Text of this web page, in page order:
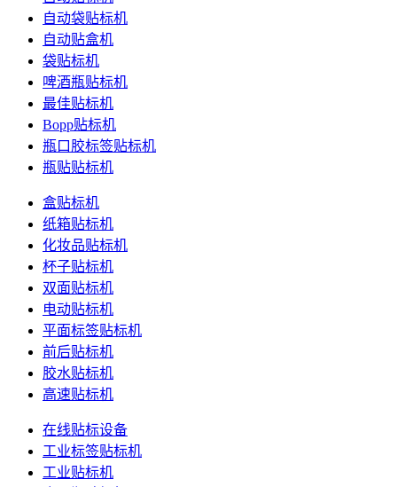
自动袋贴标机
自动贴盒机
袋贴标机
啤酒瓶贴标机
最佳贴标机
Bopp贴标机
瓶口胶标签贴标机
瓶贴贴标机
盒贴标机
纸箱贴标机
化妆品贴标机
杯子贴标机
双面贴标机
电动贴标机
平面标签贴标机
前后贴标机
胶水贴标机
高速贴标机
在线贴标设备
工业标签贴标机
工业贴标机